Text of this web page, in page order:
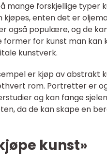
mange forskjellige typer
enten det er
også populære, og de
former for kunst man kan
kunstverk.
er kjøp av abstrakt
rom. Portretter er
og kan fange
da de kan skape en
kunst»